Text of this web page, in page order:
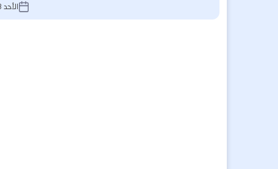
الأحد 3 أغسطس 2025, 3:17 مساءً